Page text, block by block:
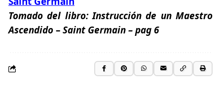
Tomado del libro:Instrucción de un Maestro
Ascendido–Saint Germain – pag 6